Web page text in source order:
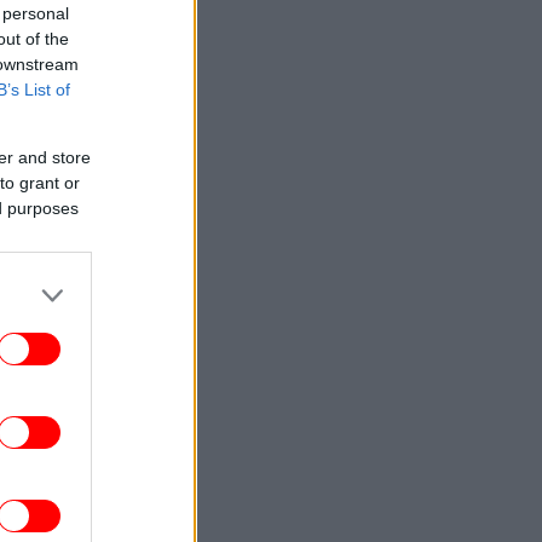
of the
List of
and store
grant or
purposes